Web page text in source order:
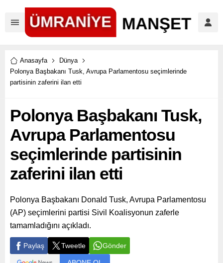
Anasayfa
Dünya
Polonya Başbakanı Tusk, Avrupa Parlamentosu seçimlerinde
partisinin zaferini ilan etti
Polonya Başbakanı Tusk,
Avrupa Parlamentosu
seçimlerinde partisinin
zaferini ilan etti
Polonya Başbakanı Donald Tusk, Avrupa Parlamentosu
(AP) seçimlerini partisi Sivil Koalisyonun zaferle
tamamladığını açıkladı.
Paylaş Tweetle Gönder